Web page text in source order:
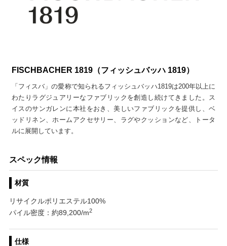
FISCHBACHER 1819（フィッシュバッハ 1819）
「フィスバ」の愛称で知られるフィッシュバッハ1819は200年以上に
わたりラグジュアリーなファブリックを創造し続けてきました。ス
イスのサンガレンに本社をおき、美しいファブリックを提供し、ベ
ッドリネン、ホームアクセサリー、ラグやクッションなど、トータ
ルに展開しています。
スペック情報
材質
リサイクルポリエステル100%
パイル密度：約89,200/m2
仕様